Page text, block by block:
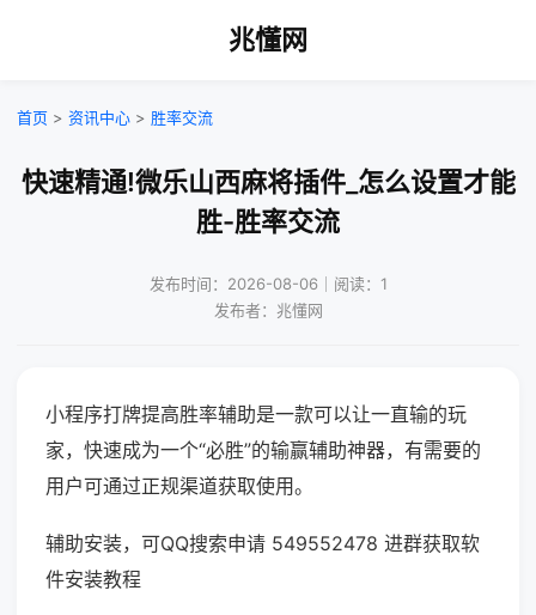
兆懂网
首页 > 资讯中心 > 胜率交流
快速精通!微乐山西麻将插件_怎么设置才能
胜-胜率交流
发布时间：2026-08-06｜阅读：1
发布者：兆懂网
小程序打牌提高胜率辅助是一款可以让一直输的玩
家，快速成为一个“必胜”的输赢辅助神器，有需要的
用户可通过正规渠道获取使用。
辅助安装，可QQ搜索申请 549552478 进群获取软
件安装教程